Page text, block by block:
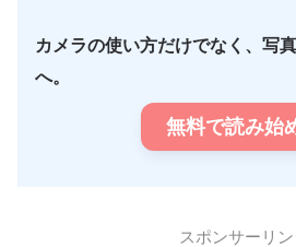
カメラの使い方だけでなく、写
へ。
無料で読み始
スポンサーリン